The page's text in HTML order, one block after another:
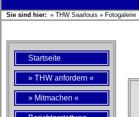
Sie sind hier: » THW Saarlouis » Fotogalerie
Startseite
» THW anfordern «
» Mitmachen «